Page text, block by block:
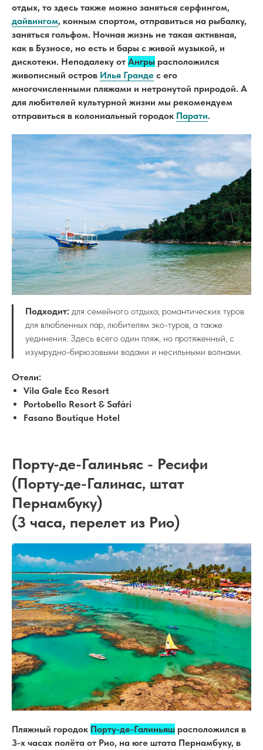
отдых, то здесь также можно заняться серфингом,
дайвингом, конным спортом, отправиться на рыбалку,
заняться гольфом. Ночная жизнь не такая активная,
как в Бузиосе, но есть и бары с живой музыкой, и
дискотеки. Неподалеку от Ангры расположился
живописный остров Илья Гранде с его
многочисленными пляжами и нетронутой природой. А
для любителей культурной жизни мы рекомендуем
отправиться в колониальный городок Парати.
Подходит: для семейного отдыха, романтических туров
для влюбленных пар, любителям эко-туров, а также
уединения. Здесь всего один пляж, но протяженный, с
изумрудно-бирюзовыми водами и несильными волнами.
Отели:
Vila Gale Eco Resort
Portobello Resort & Safári
Fasano Boutique Hotel
Порту-де-Галиньяс - Ресифи
(Порту-де-Галинас, штат
Пернамбуку)
(3 часа, перелет из Рио)
Пляжный городок Порту-де-Галиньяш расположился в
3-х часах полёта от Рио, на юге штата Пернамбуку, в